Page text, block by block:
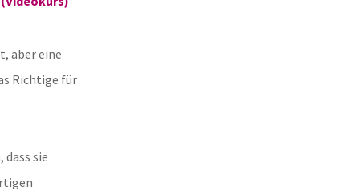
aber eine
Richtige für
sie